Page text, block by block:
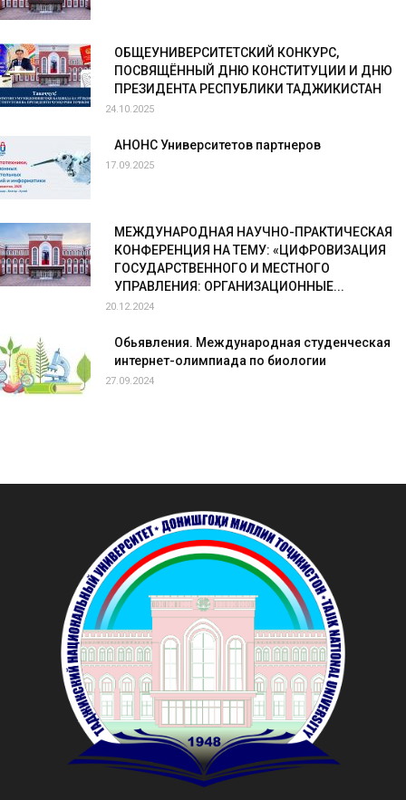
ОБЩЕУНИВЕРСИТЕТСКИЙ КОНКУРС,
ПОСВЯЩЁННЫЙ ДНЮ КОНСТИТУЦИИ И ДНЮ
ПРЕЗИДЕНТА РЕСПУБЛИКИ ТАДЖИКИСТАН
24.10.2025
АНОНС Университетов партнеров
17.09.2025
МЕЖДУНАРОДНАЯ НАУЧНО-ПРАКТИЧЕСКАЯ
КОНФЕРЕНЦИЯ НА ТЕМУ: «ЦИФРОВИЗАЦИЯ
ГОСУДАРСТВЕННОГО И МЕСТНОГО
УПРАВЛЕНИЯ: ОРГАНИЗАЦИОННЫЕ...
20.12.2024
Обьявления. Международная студенческая
интернет-олимпиада по биологии
27.09.2024